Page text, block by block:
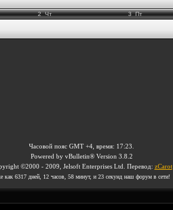
2 3
Чт Пт
Часовой пояс GMT +4, время: 17:23
Powered by vBulletin® Version 3.8.2
©2000 - 2009, Jelsoft Enterprises Ltd. Перевод: zCarot
как 6317 дней, 12 часов, 58 минут, и 24 секунд наш форум в сети!